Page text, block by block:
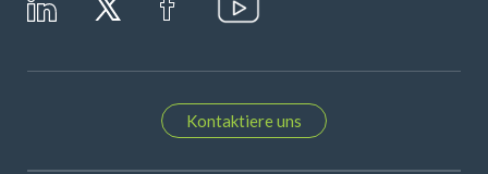
Kontaktiere uns